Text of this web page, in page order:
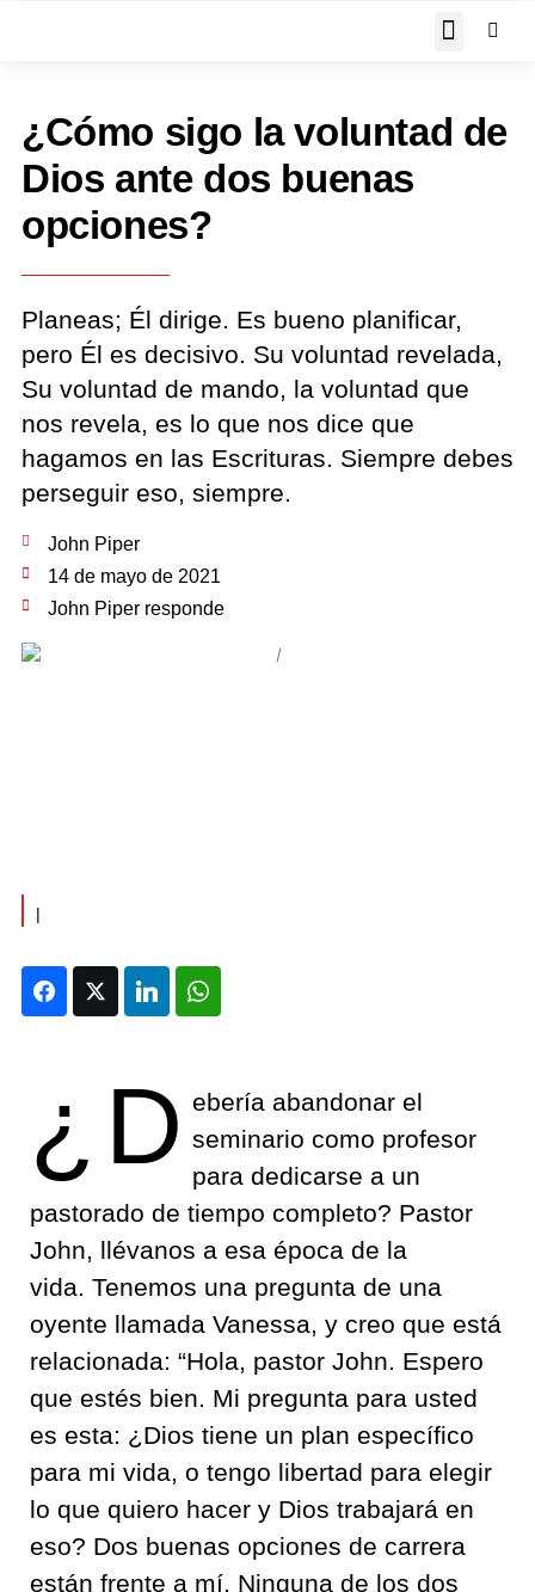
¿Cómo sigo la voluntad de
Dios ante dos buenas
opciones?
Planeas; Él dirige. Es bueno planificar,
pero Él es decisivo. Su voluntad revelada,
Su voluntad de mando, la voluntad que
nos revela, es lo que nos dice que
hagamos en las Escrituras. Siempre debes
perseguir eso, siempre.
John Piper
14 de mayo de 2021
John Piper responde
|
FacebookTwitter LinkedIn
¿D ebería abandonar el
seminario como profesor
para dedicarse a un
pastorado de tiempo completo? Pastor
John, llévanos a esa época de la
vida. Tenemos una pregunta de una
oyente llamada Vanessa, y creo que está
relacionada: “Hola, pastor John. Espero
que estés bien. Mi pregunta para usted
es esta: ¿Dios tiene un plan específico
para mi vida, o tengo libertad para elegir
lo que quiero hacer y Dios trabajará en
eso? Dos buenas opciones de carrera
están frente a mí. Ninguna de los dos